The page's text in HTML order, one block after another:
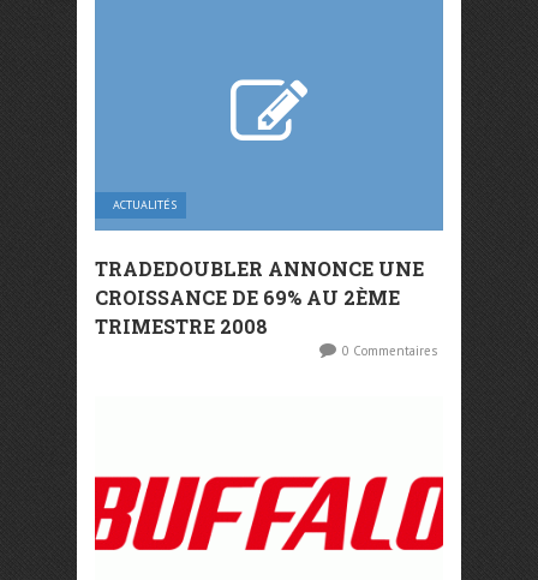
ACTUALITÉS
TRADEDOUBLER ANNONCE UNE
CROISSANCE DE 69% AU 2ÈME
TRIMESTRE 2008
0 Commentaires